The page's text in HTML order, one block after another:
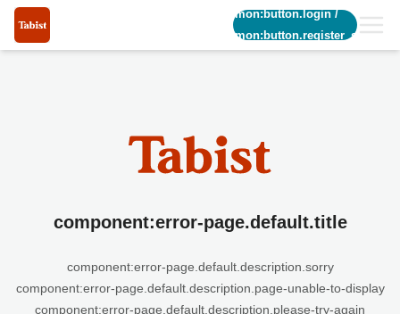
common:button.login/
common:button.register_short
component:error-page.default.title
component:error-page.default.description.sorry
component:error-page.default.description.page-unable-to-display
component:error-page.default.description.please-try-again